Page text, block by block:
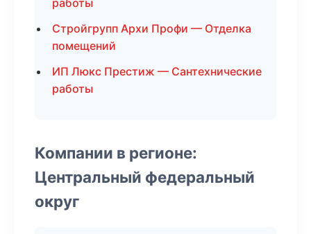
работы
Стройгрупп Архи Профи — Отделка
помещений
ИП Люкс Престиж — Сантехнические
работы
Компании в регионе:
Центральный федеральный
округ